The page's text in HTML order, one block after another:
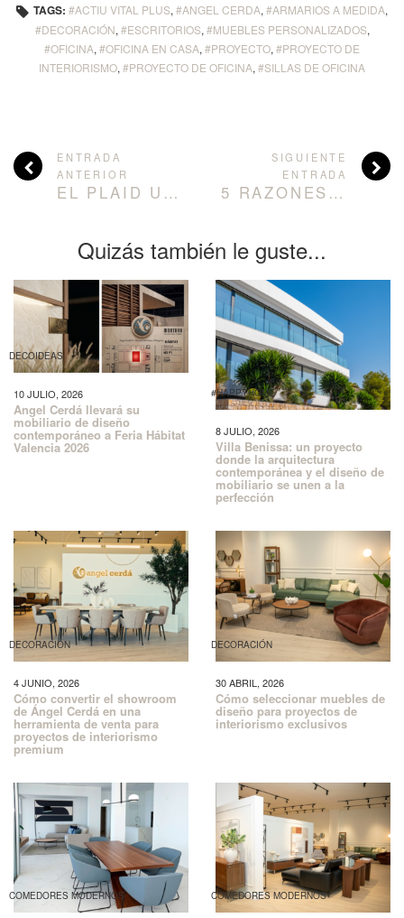
TAGS: ACTIU VITAL PLUS, ANGEL CERDA, ARMARIOS A MEDIDA,
DECORACIÓN, ESCRITORIOS, MUEBLES PERSONALIZADOS,
OFICINA, OFICINA EN CASA, PROYECTO,
PROYECTO DE
INTERIORISMO, PROYECTO DE OFICINA, SILLAS DE OFICINA
ENTRADA
ANTERIOR
EL PLAID UN MUST HAVE PARA ESTE INVIERNO
SIGUIENTE
ENTRADA
5 RAZONES POR LAS QUE CONTAR CON UN INTERIORISTA
Quizás también le guste...
DECOIDEAS
10 JULIO, 2026
Angel Cerdá llevará su
mobiliario de diseño
contemporáneo a Feria Hábitat
Valencia 2026
#HAPPYHOME
8 JULIO, 2026
Villa Benissa: un proyecto
donde la arquitectura
contemporánea y el diseño de
mobiliario se unen a la
perfección
DECORACIÓN
4 JUNIO, 2026
Cómo convertir el showroom
de Ángel Cerdá en una
herramienta de venta para
proyectos de interiorismo
premium
DECORACIÓN
30 ABRIL, 2026
Cómo seleccionar muebles de
diseño para proyectos de
interiorismo exclusivos
COMEDORES MODERNOS COMEDORES MODERNOS